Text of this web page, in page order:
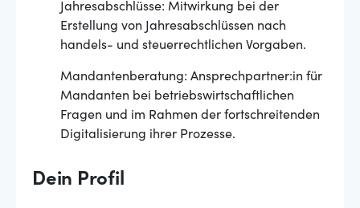
Jahresabschlüsse: Mitwirkung bei der
Erstellung von Jahresabschlüssen nach
handels- und steuerrechtlichen Vorgaben.
Mandantenberatung: Ansprechpartner:in für
Mandanten bei betriebswirtschaftlichen
Fragen und im Rahmen der fortschreitenden
Digitalisierung ihrer Prozesse.
Dein Profil